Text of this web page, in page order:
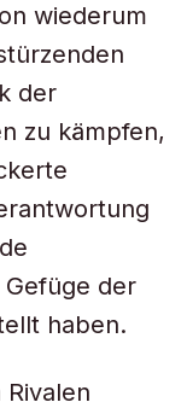
wiederum
der
zu kämpfen,
der
haben.